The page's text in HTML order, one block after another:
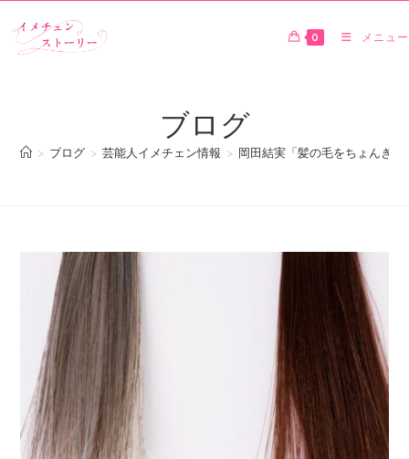
0 メニュー
ブログ
> ブログ > 芸能人イメチェン情報 > 岡田結実「髪の毛をちょんぎ